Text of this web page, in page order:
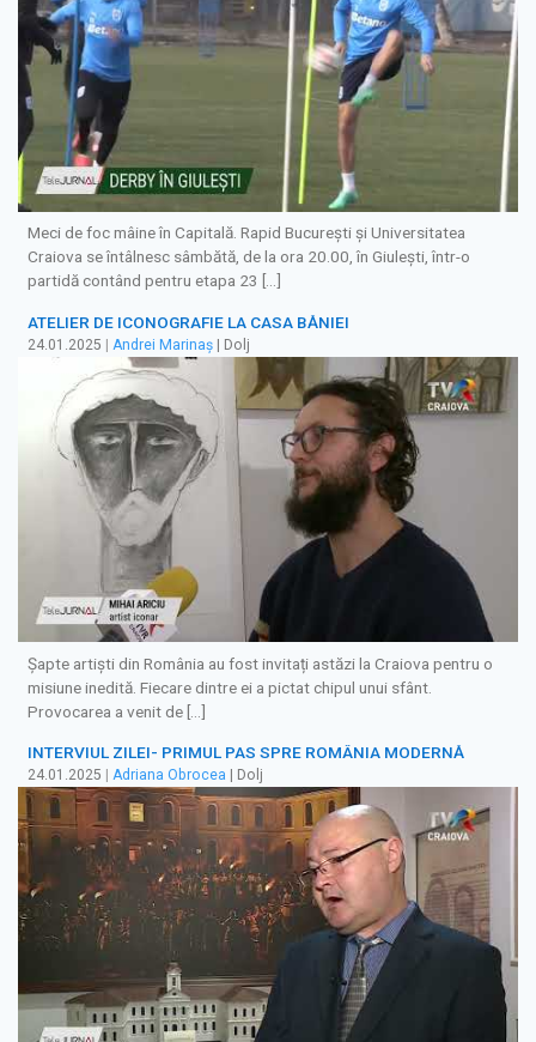
Meci de foc mâine în Capitală. Rapid Bucureşti şi Universitatea
Craiova se întâlnesc sâmbătă, de la ora 20.00, în Giuleşti, într-o
partidă contând pentru etapa 23 […]
ATELIER DE ICONOGRAFIE LA CASA BĂNIEI
24.01.2025 | Andrei Marinaș | Dolj
Șapte artiști din România au fost invitați astăzi la Craiova pentru o
misiune inedită. Fiecare dintre ei a pictat chipul unui sfânt.
Provocarea a venit de […]
INTERVIUL ZILEI- PRIMUL PAS SPRE ROMÂNIA MODERNĂ
24.01.2025 Adriana Obrocea | Dolj